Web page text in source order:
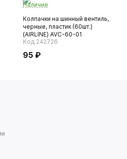
Наличие
Колпачки на шинный вентиль,
черные, пластик (60шт.)
(AIRLINE) AVC-60-01
Код 242726
95 ₽